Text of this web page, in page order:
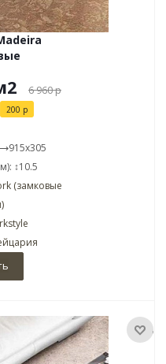
6 960р
200 р
↕10.5
(замковые